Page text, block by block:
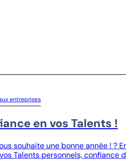
entreprises
en vos Talents !
souhaite une bonne année ! ?
Talents personnels, confiance